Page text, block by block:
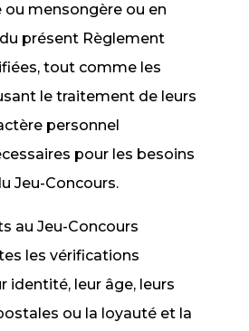
mensongère ou en
présent Règlement
tout comme les
le traitement de leurs
personnel
pour les besoins
Jeu-Concours.
au Jeu-Concours
les vérifications
identité, leur âge, leurs
ou la loyauté et la